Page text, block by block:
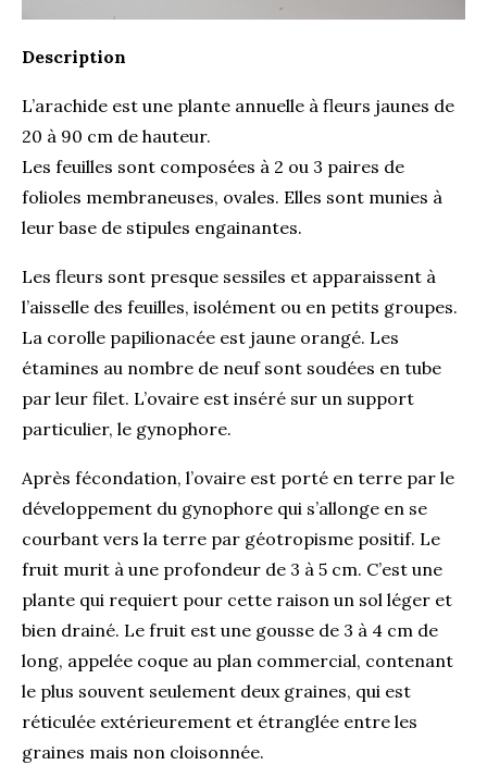
Description
L’arachide est une plante annuelle à fleurs jaunes de
20 à 90 cm de hauteur.
Les feuilles sont composées à 2 ou 3 paires de
folioles membraneuses, ovales. Elles sont munies à
leur base de stipules engainantes.
Les fleurs sont presque sessiles et apparaissent à
l’aisselle des feuilles, isolément ou en petits groupes.
La corolle papilionacée est jaune orangé. Les
étamines au nombre de neuf sont soudées en tube
par leur filet. L’ovaire est inséré sur un support
particulier, le gynophore.
Après fécondation, l’ovaire est porté en terre par le
développement du gynophore qui s’allonge en se
courbant vers la terre par géotropisme positif. Le
fruit murit à une profondeur de 3 à 5 cm. C’est une
plante qui requiert pour cette raison un sol léger et
bien drainé. Le fruit est une gousse de 3 à 4 cm de
long, appelée coque au plan commercial, contenant
le plus souvent seulement deux graines, qui est
réticulée extérieurement et étranglée entre les
graines mais non cloisonnée.